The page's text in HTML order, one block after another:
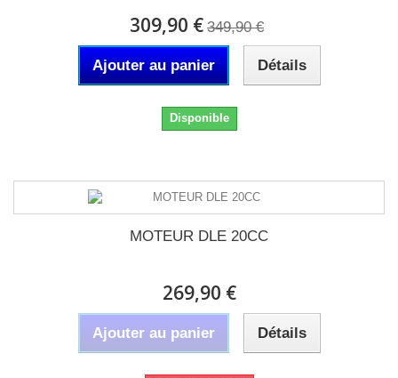
309,90 € 349,90 €
Ajouter au panier Détails
Disponible
MOTEUR DLE 20CC
269,90 €
Ajouter au panier Détails